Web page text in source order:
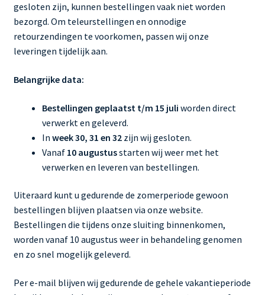
gesloten zijn, kunnen bestellingen vaak niet worden
bezorgd. Om teleurstellingen en onnodige
retourzendingen te voorkomen, passen wij onze
leveringen tijdelijk aan.
Belangrijke data:
Bestellingen geplaatst t/m 15 juli worden direct
verwerkt en geleverd.
In week 30, 31 en 32zijn wij gesloten.
Vanaf 10 augustusstarten wij weer met het
verwerken en leveren van bestellingen.
Uiteraard kunt u gedurende de zomerperiode gewoon
bestellingen blijven plaatsen via onze website.
Bestellingen die tijdens onze sluiting binnenkomen,
worden vanaf 10 augustus weer in behandeling genomen
en zo snel mogelijk geleverd.
Per e-mail blijven wij gedurende de gehele vakantieperiode